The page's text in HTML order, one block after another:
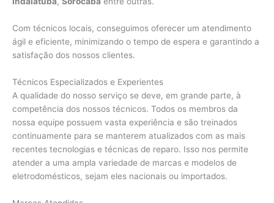
Com técnicos locais, conseguimos oferecer um atendimento
ágil e eficiente, minimizando o tempo de espera e garantindo a
satisfação dos nossos clientes.
Técnicos Especializados e Experientes
A qualidade do nosso serviço se deve, em grande parte, à
competência dos nossos técnicos. Todos os membros da
nossa equipe possuem vasta experiência e são treinados
continuamente para se manterem atualizados com as mais
recentes tecnologias e técnicas de reparo. Isso nos permite
atender a uma ampla variedade de marcas e modelos de
eletrodomésticos, sejam eles nacionais ou importados.